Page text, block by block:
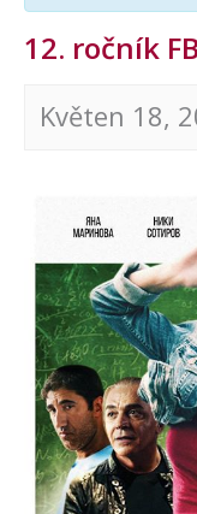
12. ročník
Květen 18,
akce